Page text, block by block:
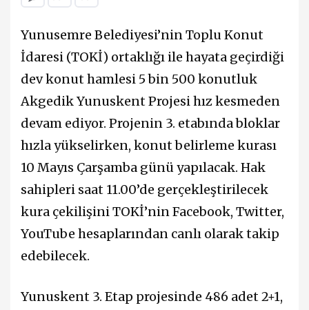
Yunusemre Belediyesi’nin Toplu Konut
İdaresi (TOKİ) ortaklığı ile hayata geçirdiği
dev konut hamlesi 5 bin 500 konutluk
Akgedik Yunuskent Projesi hız kesmeden
devam ediyor. Projenin 3. etabında bloklar
hızla yükselirken, konut belirleme kurası
10 Mayıs Çarşamba günü yapılacak. Hak
sahipleri saat 11.00’de gerçekleştirilecek
kura çekilişini TOKİ’nin Facebook, Twitter,
YouTube hesaplarından canlı olarak takip
edebilecek.
Yunuskent 3. Etap projesinde 486 adet 2+1,